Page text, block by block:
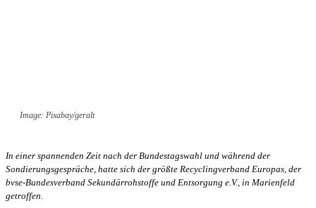
Image: Pixabay/geralt
In einer spannenden Zeit nach der Bundestagswahl und während der
Sondierungsgespräche, hatte sich der größte Recyclingverband Europas, der
bvse-Bundesverband Sekundärrohstoffe und Entsorgung e.V., in Marienfeld
getroffen.